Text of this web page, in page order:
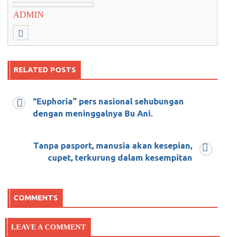
ADMIN
RELATED POSTS
Eropa Berbondong-bondong Masuk Islam
“Euphoria” pers nasional sehubungan
dengan meninggalnya Bu Ani.
Tanpa pasport, manusia akan kesepian,
cupet, terkurung dalam kesempitan
COMMENTS
LEAVE A COMMENT